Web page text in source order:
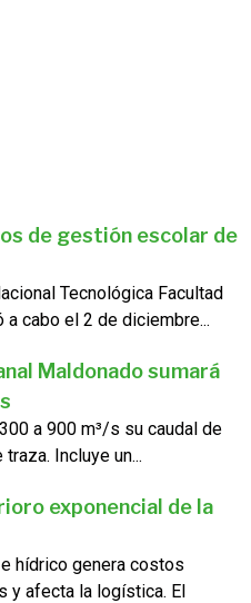
de gestión escolar de
Tecnológica Facultad
a cabo el 2 de diciembre...
Maldonado sumará
a 900 m³/s su caudal de
Incluye un...
exponencial de la
hídrico genera costos
y afecta la logística. El